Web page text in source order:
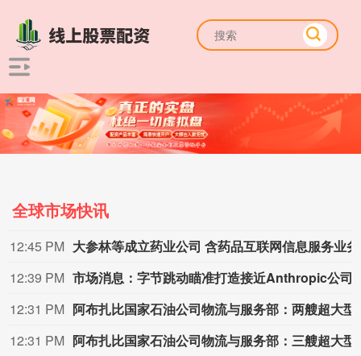
全球市场快讯
12:45 PM
12:39 PM
12:31 PM
12:31 PM